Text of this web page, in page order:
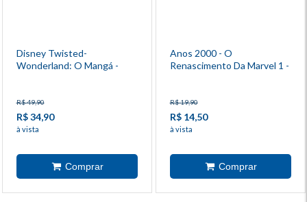
Disney Twisted-
Wonderland: O Mangá -
R$ 49,90
R$ 34,90
à vista
Anos 2000 - O
Renascimento Da Marvel 1 -
R$ 19,90
R$ 14,50
à vista